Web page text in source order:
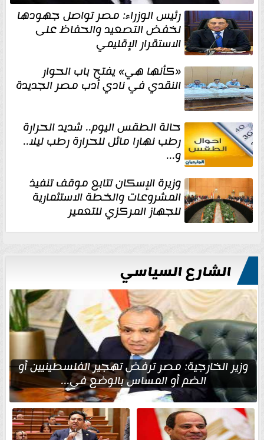
رئيس الوزراء: مصر تواصل جهودها
لخفض التصعيد والحفاظ على
الاستقرار الإقليمي
«كأنها هي» يفتح باب الحوار
النقدي في نادي أدب مصر الجديدة
حالة الطقس اليوم.. شديد الحرارة
رطب نهارا مائل للحرارة رطب ليلا..
و...
وزيرة الإسكان تتابع موقف تنفيذ
المشروعات والخطة الاستثمارية
للجهاز المركزي للتعمير
الشارع السياسي
وزير الخارجية: مصر ترفض تهجير الفلسطينيين أو
الضم أو المساس بالوضع في...